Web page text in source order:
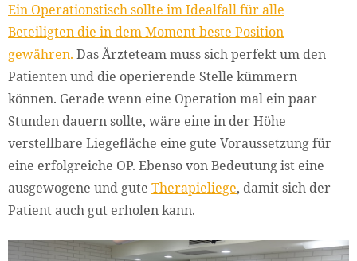
Ein Operationstisch sollte im Idealfall für alle
Beteiligten die in dem Moment beste Position
gewähren. Das Ärzteteam muss sich perfekt um den
Patienten und die operierende Stelle kümmern
können. Gerade wenn eine Operation mal ein paar
Stunden dauern sollte, wäre eine in der Höhe
verstellbare Liegefläche eine gute Voraussetzung für
eine erfolgreiche OP. Ebenso von Bedeutung ist eine
ausgewogene und gute Therapieliege, damit sich der
Patient auch gut erholen kann.